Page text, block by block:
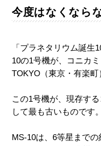
今度はなくなら
「プラネタリウム誕生
10の1号機が、コニカ
TOKYO（東京・有楽町
この1号機が、現存す
して最も古いものです。
MS-10は、6等星まで